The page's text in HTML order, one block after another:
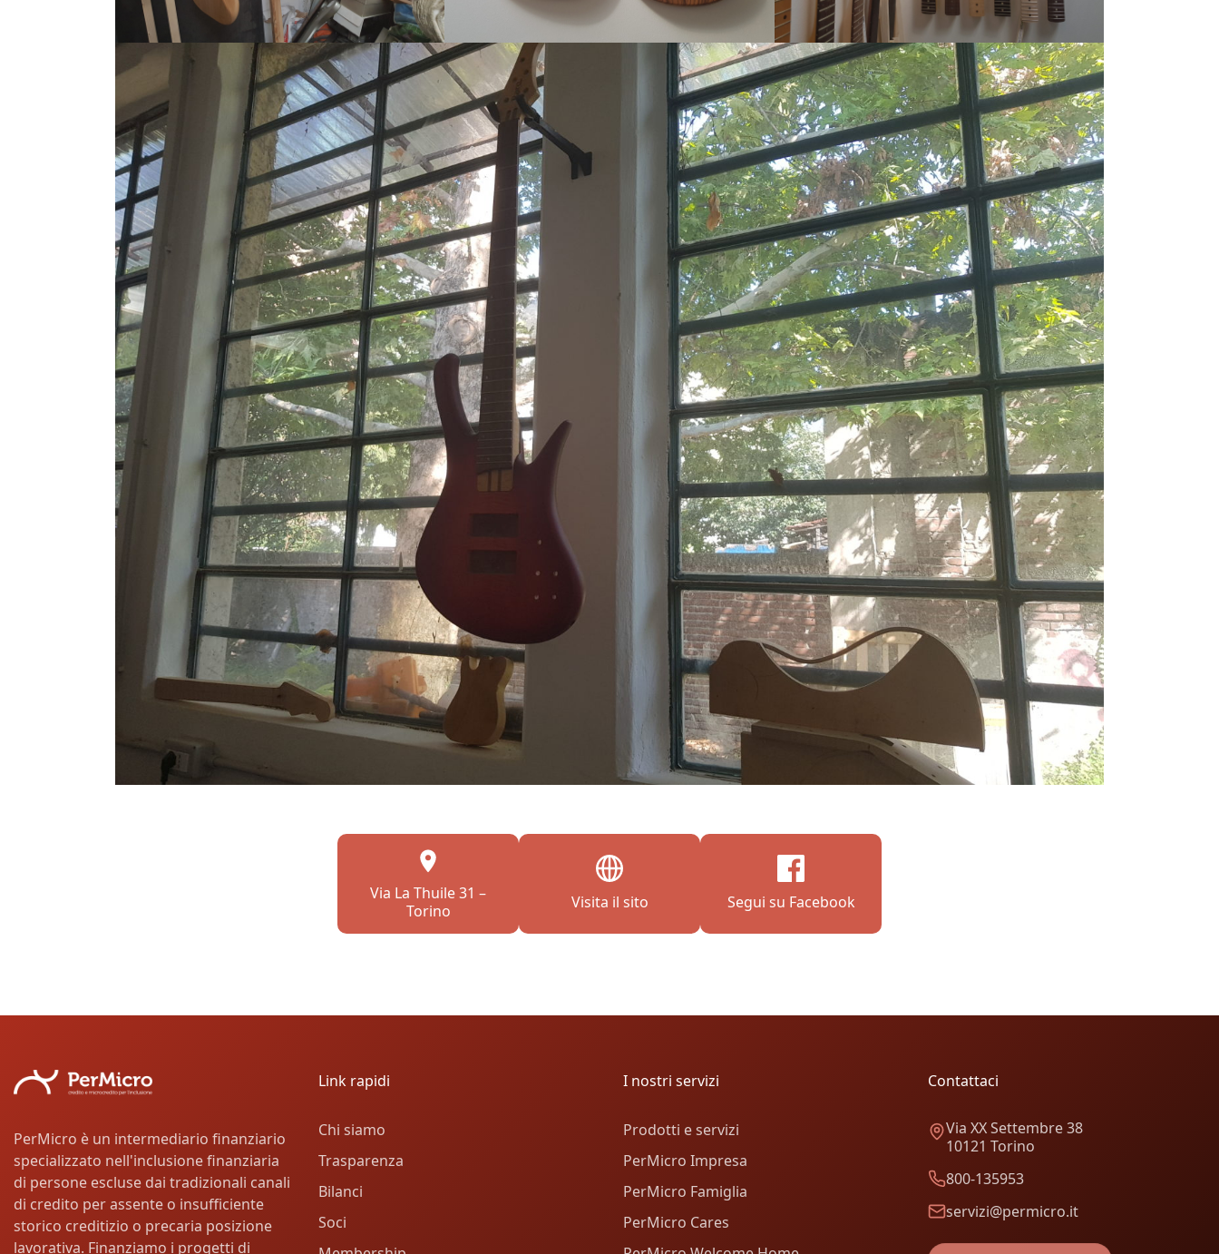
Via La Thuile 31 –
Torino
Visita il sito Segui su Facebook
PerMicro è un intermediario finanziario
specializzato nell'inclusione finanziaria
di persone escluse dai tradizionali canali
di credito per assente o insufficiente
storico creditizio o precaria posizione
lavorativa. Finanziamo i progetti di
Link rapidi
Chi siamo
Trasparenza
Bilanci
Soci
I nostri servizi
Prodotti e servizi
PerMicro Impresa
PerMicro Famiglia
PerMicro Cares
Contattaci
Via XX Settembre 38
10121 Torino
800-135953
servizi@permicro.it